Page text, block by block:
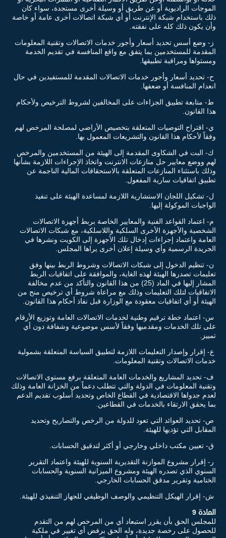
الموجات الراديوية أو عن طريق أو وسيلة أخرى مستجدة، سواء كان
ذلك باستخدام شبكة الإنترنت أو أي شبكة اتصالات أخرى عامة أو خاصة
وأن يكون ذلك كله على نفقته.
ز- وضع أسس تحديد أسعار وأجور خدمات الاتصالات وتقنية المعلومات
المقدمة للمستخدمين بما يتفق مع واقع المنافسة في تقديم الخدمة
ومستواها ومراقبة تطبيقها.
ح- تحديد أسعار وأجور خدمات الاتصالات المقدمة للمستفيدين في حال
انعدام المنافسة أو ضعفها.
ط- متابعة تطبيق الجزاءات على المخالفين لشروط الترخيص ولأحكام
هذا القانون.
ي- اقتراح التوصيات المتعلقة بتخصيص الأراضي لمصلحة المرخص لهم
وفقاً لأحكام هذا القانون والتشريعات المعمول بها.
ك- البت في الشكاوى المقدمة إلى الهيئة من المستخدمين والمرخص
لهم ووضع معايير حل منازعات الانترنت واتخاذ الإجراءات اللازمة بشأنها
وذلك باستثناء المنازعات المتعلقة بالاستحقاقات المالية الناجمة عن
تطبيق اتفاقيات سارية المفعول.
ل- تشكيل اللجان الاستشارية اللازمة لمساعدة الهيئة على تنفيذ
الواجبات الموكولة إليها.
م- اعتماد القواعد الفنية والمعايير الخاصة بربط أجهزة الاتصالات
الشخصية والأجهزة الأخرى السلكية واللاسلكية، مع شبكات الاتصالات
العامة واعتماد إجراءات إدخال تلك الأجهزة إلى الكويت ونشرها في
الجريدة الرسمية وأي وسيلة إعلان أخرى يراها المجلس.
ن- تنظيم الدخول إلى شبكات الاتصالات وشروط الربط بينها وفق
تعليمات تصدرها الهيئة لهذه الغاية، والموافقة على اتفاقيات الربط
المشار إليها في الماد (25) من هذا القانون والتأكد من عدم مخالفة
الاتفاقيات لتلك التعليمات وذلك مع مراعاة شروط أي ترخيص منح من
الهيئة أو أي اتفاقيات معقودة مع الوزارة قبل نفاذ أحكام هذا القانون.
س- اعتماد خطة ترقيم وطنية لخدمات الاتصالات العامة وتوزيع الأرقام
على تلك الخدمات ومقدميها وفقاً لأسس موضوعية وشفافة دون أي
تمييز.
ع- إقرار وإصدار التعليمات اللازمة لتطبيق السياسة المتعلقة بشمولية
خدمات الاتصالات وتقنية المعلومات.
ف- تحديد المشاريع والخدمات العامة المتعلقة برفع مستوى الاتصالات
وتقنية المعلومات في الدولة والتي تتطلب دعماً من الخزانة العامة وذلك
لعدم جدواها الاقتصادية في القطاع الخاص وتحديد أسلوب تقديم الدعم
بما يحقق الارتقاء بالخدمات في القطاعين.
ص- تحديد العوائد التي تعود للدولة من الرخص والتصاريح وتحديد
المقابل التي تؤديها للهيئة.
ق- تعيين مكتب داخلي وخارجي أو أكثر لتدقيق الحسابات.
ر- إقرار مشروع الموازنة التقديرية السنوية للهيئة واعتماد التقرير
السنوي الذي تصدره الهيئة ومشروع الميزانية السنوية والحسابات
الختامية وتقرير مدقق الحسابات الخارجي.
ش- إقرار الهيكل التنظيمي والوصف الوظيفي للجهاز التنفيذي للهيئة.
المادة 9
للمجلس الحق بأن يقرر استبعاد أي من المرخص لهم من التقدم
للحصول على رخصة جديدة، وله الحق برفض أي تغيير في ملكية